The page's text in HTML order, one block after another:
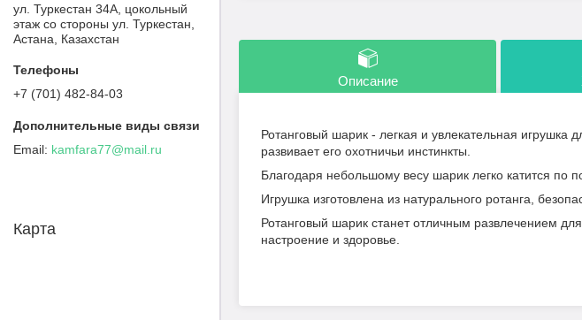
Описание
Ротанговый шарик - легкая и увлекательная игрушка
развивает его охотничьи инстинкты.
Благодаря небольшому весу шарик легко катится по
Игрушка изготовлена из натурального ротанга,
Ротанговый шарик станет отличным развлечением
настроение и здоровье.
ул. Туркестан 34А, цокольный
этаж со стороны ул. Туркестан,
Астана, Казахстан
+7 (701) 482-84-03
kamfara77@mail.ru
Карта